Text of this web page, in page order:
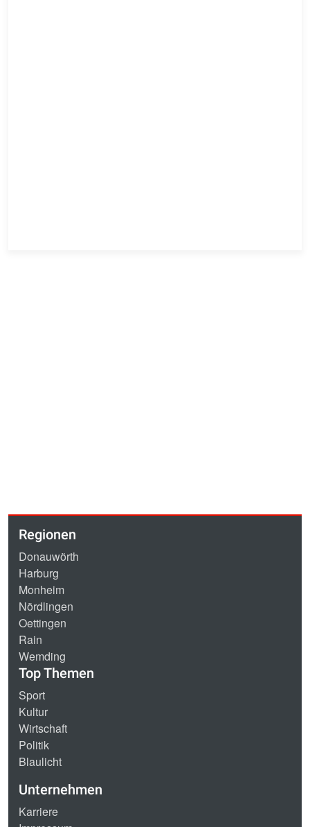
Regionen
Donauwörth
Harburg
Monheim
Nördlingen
Oettingen
Rain
Wemding
Top Themen
Sport
Kultur
Wirtschaft
Politik
Blaulicht
Unternehmen
Karriere